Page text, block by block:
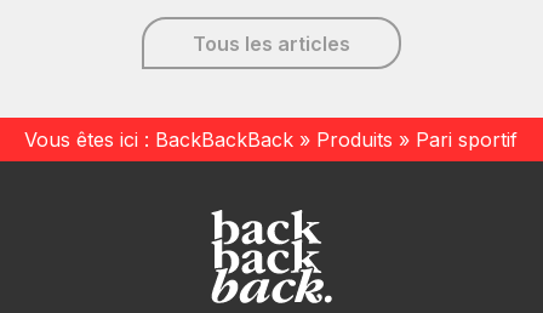
Tous les articles
Vous êtes ici : BackBackBack » Produits » Pari sportif